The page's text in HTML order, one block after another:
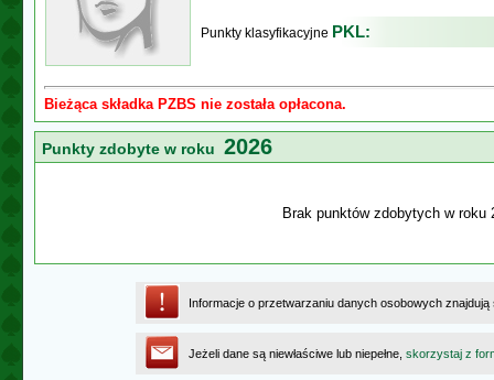
Punkty klasyfikacyjne PKL:
Bieżąca składka PZBS nie została opłacona.
Punkty zdobyte w roku 2026
Brak punktów zdobytych w roku
Informacje o przetwarzaniu danych osobowych
Jeżeli dane są niewłaściwe lub niepełne, skorzystaj z